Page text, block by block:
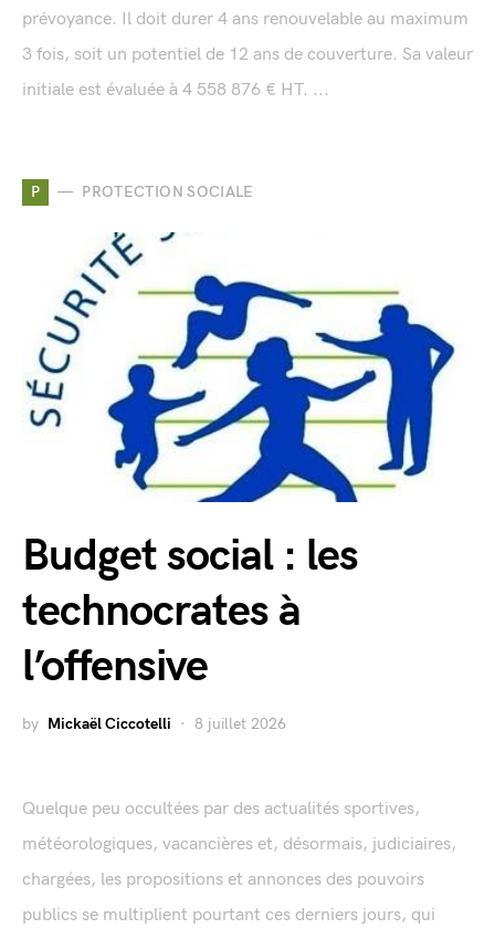
prévoyance. Il doit durer 4 ans renouvelable au maximum
3 fois, soit un potentiel de 12 ans de couverture. Sa valeur
initiale est évaluée à 4 558 876 € HT. ...
P PROTECTION SOCIALE
Budget social : les
technocrates à
l’offensive
by Mickaël Ciccotelli 8 juillet 2026
Quelque peu occultées par des actualités sportives,
météorologiques, vacancières et, désormais, judiciaires,
chargées, les propositions et annonces des pouvoirs
publics se multiplient pourtant ces derniers jours, qui